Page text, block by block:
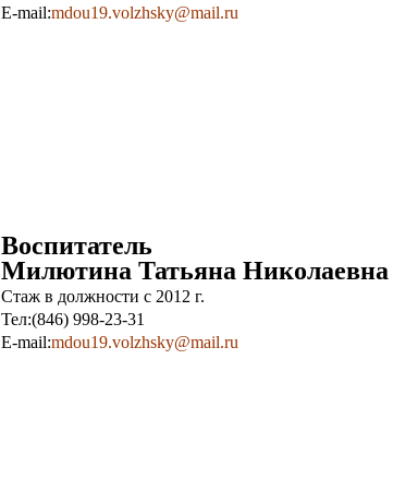
E-mail:mdou19.volzhsky@mail.ru
Воспитатель
Милютина Татьяна Николаевна
Стаж в должности с 2012 г.
Тел:(846) 998-23-31
E-mail:mdou19.volzhsky@mail.ru